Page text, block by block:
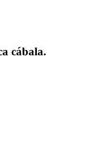
cábala.